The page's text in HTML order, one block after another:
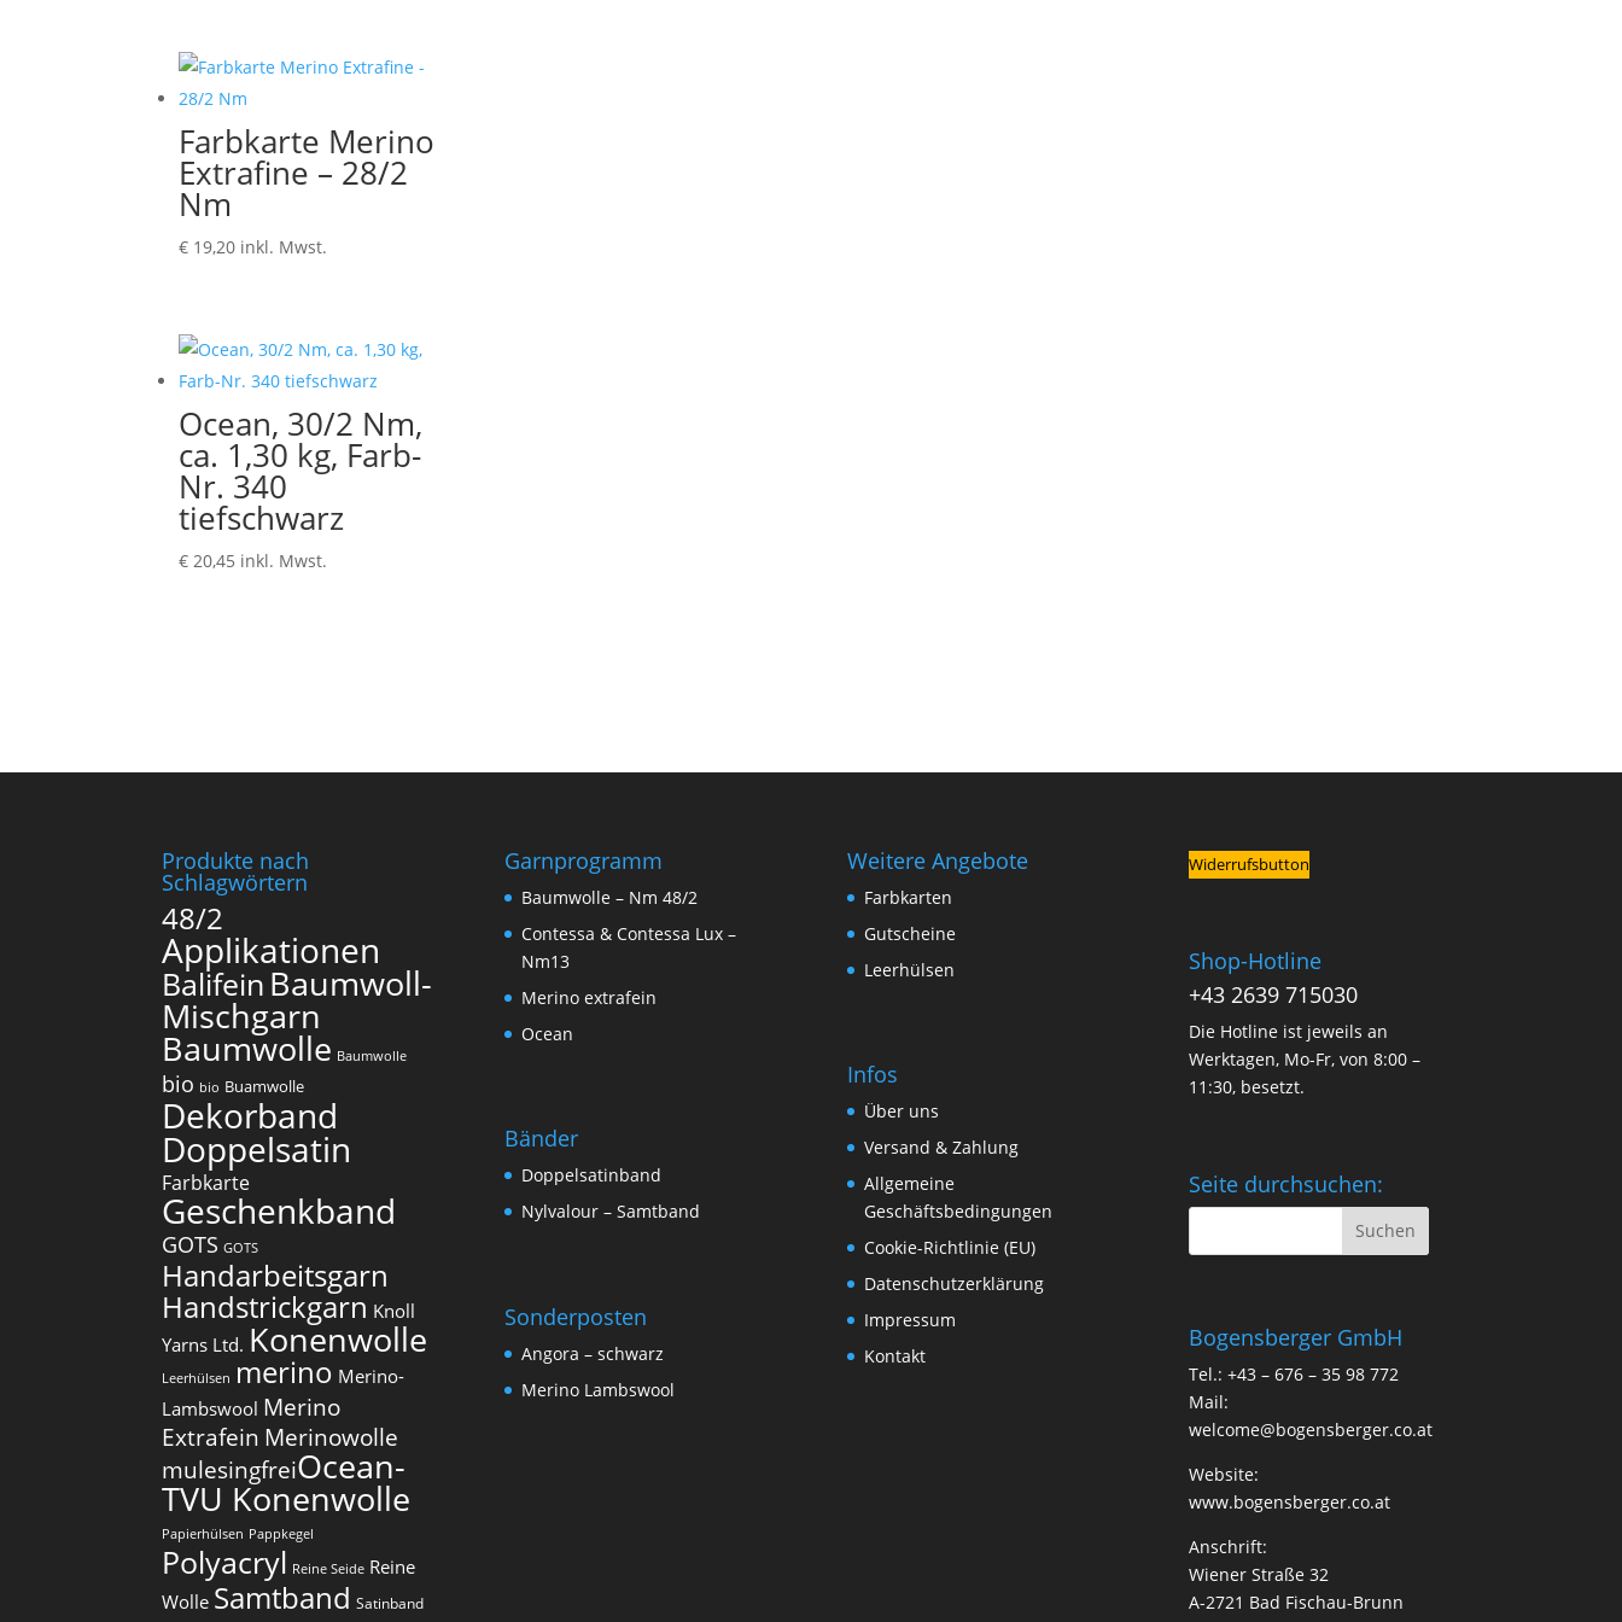
Farbkarte Merino
Extrafine – 28/2
Nm
€ 19,20 inkl. Mwst.
Ocean, 30/2 Nm,
ca. 1,30 kg, Farb-
Nr. 340
tiefschwarz
€ 20,45 inkl. Mwst.
Produkte nach
Schlagwörtern
48/2
Applikationen
Balifein Baumwoll-
Mischgarn
Baumwolle Baumwolle
bio bio Buamwolle
Dekorband
Doppelsatin
Farbkarte
Geschenkband
GOTS GOTS
Handarbeitsgarn
Handstrickgarn Knoll
Yarns Ltd. Konenwolle
Leerhülsen merino Merino-
Lambswool Merino
Extrafein Merinowolle
mulesingfrei​Ocean-
TVU Konenwolle
Papierhülsen Pappkegel
Polyacryl Reine Seide Reine
Wolle Samtband Satinband
Garnprogramm
Baumwolle – Nm 48/2
Contessa & Contessa Lux –
Nm13
Merino extrafein
Ocean
Bänder
Doppelsatinband
Nylvalour – Samtband
Sonderposten
Angora – schwarz
Merino Lambswool
Weitere Angebote
Farbkarten
Gutscheine
Leerhülsen
Infos
Über uns
Versand & Zahlung
Allgemeine
Geschäftsbedingungen
Cookie-Richtlinie (EU)
Datenschutzerklärung
Impressum
Kontakt
Widerrufsbutton
Shop-Hotline
+43 2639 715030
Die Hotline ist jeweils an
Werktagen, Mo-Fr, von 8:00 –
11:30, besetzt.
Seite durchsuchen:
Bogensberger GmbH
Tel.: +43 – 676 – 35 98 772
Mail:
welcome@bogensberger.co.at
Website:
www.bogensberger.co.at
Anschrift:
Wiener Straße 32
A-2721 Bad Fischau-Brunn